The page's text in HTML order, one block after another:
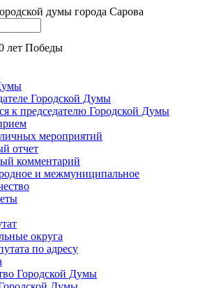
думы города Сарова
Городской Думы
к председателю Городской Думы
мероприятий
отчет
комментарий
и межмуниципальное
округа
по адресу
Городской Думы